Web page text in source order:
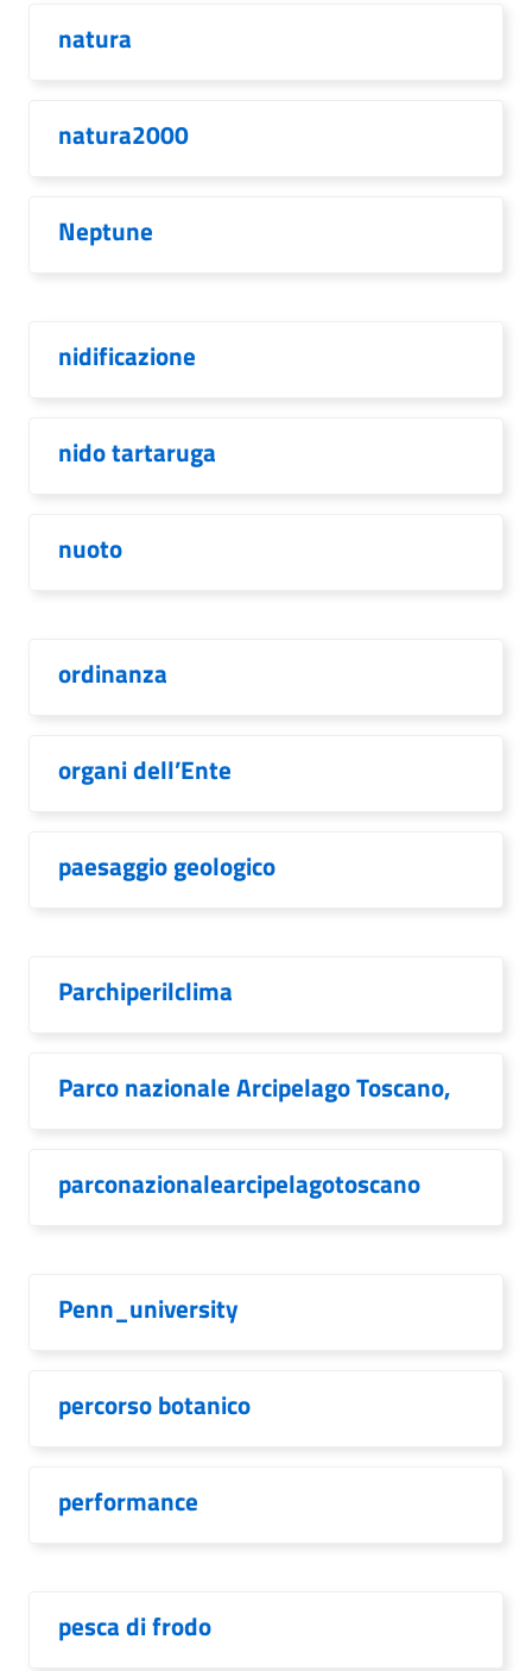
natura
natura2000
Neptune
nidificazione
nido tartaruga
nuoto
ordinanza
organi dell’Ente
paesaggio geologico
Parchiperilclima
Parco nazionale Arcipelago Toscano,
parconazionalearcipelagotoscano
Penn_university
percorso botanico
performance
pesca di frodo